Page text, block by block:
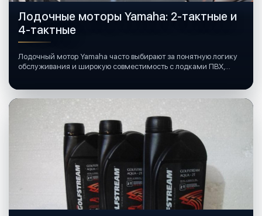
Лодочные моторы Yamaha: 2-тактные и
4-тактные
Лодочный мотор Yamaha часто выбирают за понятную логику
обслуживания и широкую совместимость с лодками ПВХ,